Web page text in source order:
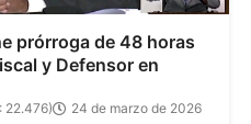
prórroga de 48 horas
y Defensor en
22.476)
24 de marzo de 2026